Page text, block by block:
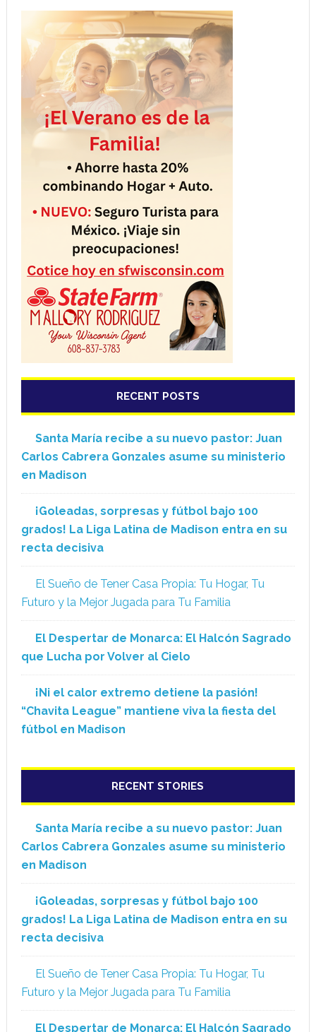
RECENT POSTS
Santa María recibe a su nuevo pastor: Juan
Carlos Cabrera Gonzales asume su ministerio
en Madison
¡Goleadas, sorpresas y fútbol bajo 100
grados! La Liga Latina de Madison entra en su
recta decisiva
El Sueño de Tener Casa Propia: Tu Hogar, Tu
Futuro y la Mejor Jugada para Tu Familia
El Despertar de Monarca: El Halcón Sagrado
que Lucha por Volver al Cielo
¡Ni el calor extremo detiene la pasión!
“Chavita League” mantiene viva la fiesta del
fútbol en Madison
RECENT STORIES
Santa María recibe a su nuevo pastor: Juan
Carlos Cabrera Gonzales asume su ministerio
en Madison
¡Goleadas, sorpresas y fútbol bajo 100
grados! La Liga Latina de Madison entra en su
recta decisiva
El Sueño de Tener Casa Propia: Tu Hogar, Tu
Futuro y la Mejor Jugada para Tu Familia
El Despertar de Monarca: El Halcón Sagrado